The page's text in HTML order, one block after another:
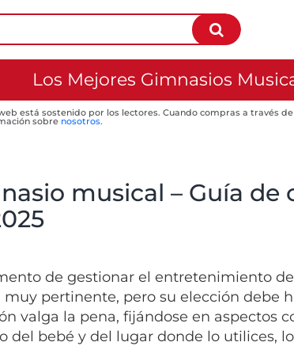
Los Mejores Gimnasios
está sostenido por los lectores. Cuando compras a través
sobre nosotros.
musical – Guía
de gestionar el entretenimiento
muy pertinente, pero su elección debe
valga la pena, fijándose en aspectos
del bebé y del lugar donde lo utilices,